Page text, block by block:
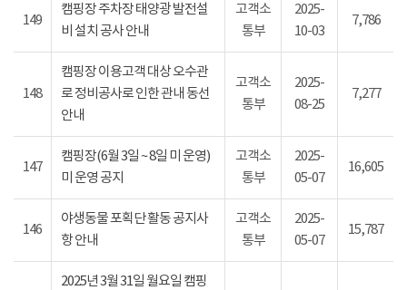
149
캠핑장 주차장 태양광 발전설
비 설치 공사 안내
고객소
통부
2025-
10-03
7,786
148
캠핑장 이용고객 대상 오수관
로 정비공사로 인한 관내 동선
안내
고객소
통부
2025-
08-25
7,277
147
캠핑장(6월 3일 ~ 8일 미 운영)
미 운영 공지
고객소
통부
2025-
05-07
16,605
146
야생동물 포획단 활동 공지사
항 안내
고객소
통부
2025-
05-07
15,787
2025년 3월 31일 월요일 캠핑